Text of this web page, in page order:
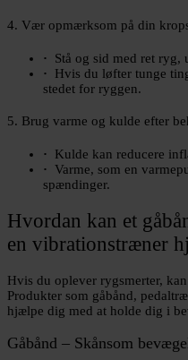
4. Vær opmærksom på din
Stå og sid med ret ryg,
Hvis du løfter tunge
stedet for ryggen.
5. Brug varme og kulde efter
Kulde kan reducere
Varme, som en
spændinger.
Hvordan kan et
en vibrationstræner
Hvis du oplever rygsmerter,
Produkter som gåbånd,
hjælpe dig med at holde dig i
Gåbånd – Skånsom